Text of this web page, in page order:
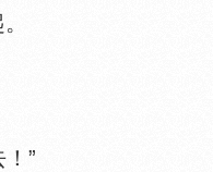
”